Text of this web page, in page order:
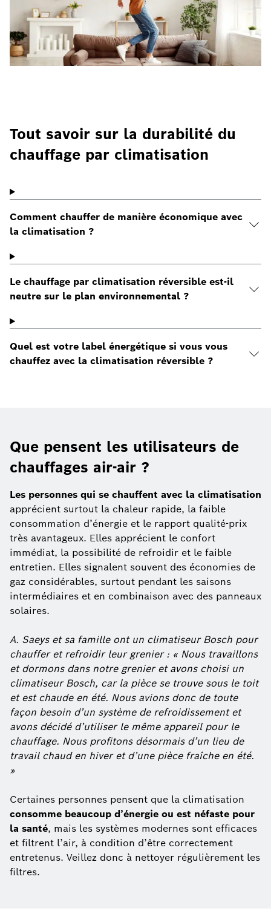
Tout savoir sur la durabilité du
chauffage par climatisation
Comment chauffer de manière économique avec
la climatisation ?
Le chauffage par climatisation réversible est-il
neutre sur le plan environnemental ?
Quel est votre label énergétique si vous vous
chauffez avec la climatisation réversible ?
Que pensent les utilisateurs de
chauffages air-air ?
Les personnes qui se chauffent avec la climatisation
apprécient surtout la chaleur rapide, la faible
consommation d’énergie et le rapport qualité-prix
très avantageux. Elles apprécient le confort
immédiat, la possibilité de refroidir et le faible
entretien. Elles signalent souvent des économies de
gaz considérables, surtout pendant les saisons
intermédiaires et en combinaison avec des panneaux
solaires.
A. Saeys et sa famille ont un climatiseur Bosch pour
chauffer et refroidir leur grenier : « Nous travaillons
et dormons dans notre grenier et avons choisi un
climatiseur Bosch, car la pièce se trouve sous le toit
et est chaude en été. Nous avions donc de toute
façon besoin d’un système de refroidissement et
avons décidé d’utiliser le même appareil pour le
chauffage. Nous profitons désormais d’un lieu de
travail chaud en hiver et d’une pièce fraîche en été.
»
Certaines personnes pensent que la climatisation
consomme beaucoup d’énergie ou est néfaste pour
la santé, mais les systèmes modernes sont efficaces
et filtrent l’air, à condition d’être correctement
entretenus. Veillez donc à nettoyer régulièrement les
filtres.